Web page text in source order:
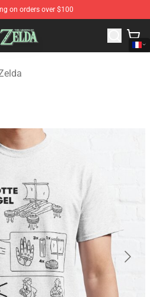
on orders over $100
Store - Official The Legend of